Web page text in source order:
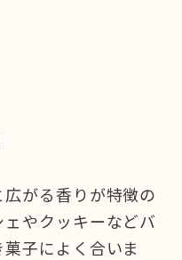
がる香りが特徴の
やクッキーなどバ
子によく合いま